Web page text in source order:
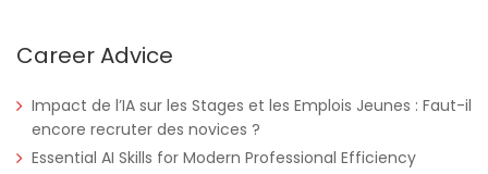
Career Advice
Impact de l’IA sur les Stages et les Emplois Jeunes : Faut-il
encore recruter des novices ?
Essential AI Skills for Modern Professional Efficiency